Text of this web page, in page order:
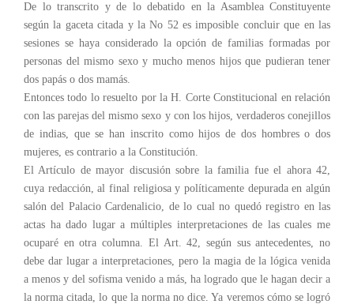
De lo transcrito y de lo debatido en la Asamblea Constituyente
según la gaceta citada y la No 52 es imposible concluir que en las
sesiones se haya considerado la opción de familias formadas por
personas del mismo sexo y mucho menos hijos que pudieran tener
dos papás o dos mamás.
Entonces todo lo resuelto por la H. Corte Constitucional en relación
con las parejas del mismo sexo y con los hijos, verdaderos conejillos
de indias, que se han inscrito como hijos de dos hombres o dos
mujeres, es contrario a la Constitución.
El Artículo de mayor discusión sobre la familia fue el ahora 42,
cuya redacción, al final religiosa y políticamente depurada en algún
salón del Palacio Cardenalicio, de lo cual no quedó registro en las
actas ha dado lugar a múltiples interpretaciones de las cuales me
ocuparé en otra columna. El Art. 42, según sus antecedentes, no
debe dar lugar a interpretaciones, pero la magia de la lógica venida
a menos y del sofisma venido a más, ha logrado que le hagan decir a
la norma citada, lo que la norma no dice. Ya veremos cómo se logró